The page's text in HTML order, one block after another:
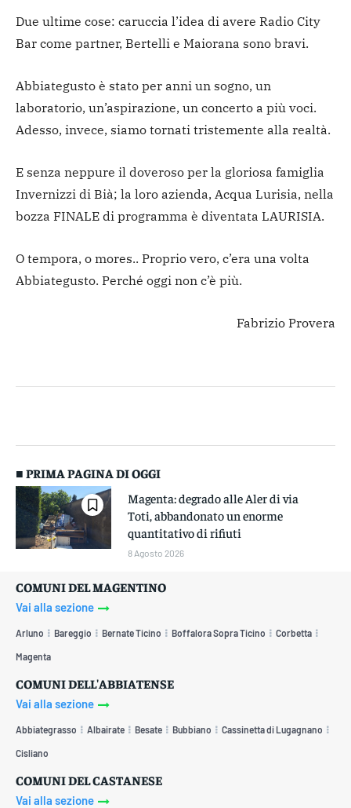
Due ultime cose: caruccia l’idea di avere Radio City
Bar come partner, Bertelli e Maiorana sono bravi.
Abbiategusto è stato per anni un sogno, un
laboratorio, un’aspirazione, un concerto a più voci.
Adesso, invece, siamo tornati tristemente alla realtà.
E senza neppure il doveroso per la gloriosa famiglia
Invernizzi di Bià; la loro azienda, Acqua Lurisia, nella
bozza FINALE di programma è diventata LAURISIA.
O tempora, o mores.. Proprio vero, c’era una volta
Abbiategusto. Perché oggi non c’è più.
Fabrizio Provera
■ PRIMA PAGINA DI OGGI
Magenta: degrado alle Aler di via
Toti, abbandonato un enorme
quantitativo di rifiuti
8 Agosto 2026
COMUNI DEL MAGENTINO
Vai alla sezione
Arluno Bareggio Bernate Ticino Boffalora Sopra Ticino Corbetta
Magenta
COMUNI DELL'ABBIATENSE
Vai alla sezione
Abbiategrasso Albairate Besate Bubbiano Cassinetta di Lugagnano
Cisliano
COMUNI DEL CASTANESE
Vai alla sezione